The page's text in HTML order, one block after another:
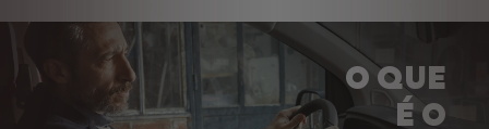
O QUE
É O